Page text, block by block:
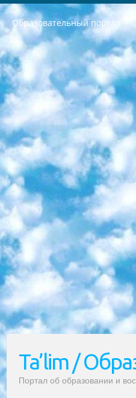
Образовательный портал
РЕСПУБЛИКА УЗБЕКИСТАН МИНИСТРЕРСТВО ДОШКОЛЬНОГО И ШКОЛЬНОГО ОБРАЗОВАНИЯ КОМАНДА в общеобразовательных учреждениях в 2023-2024 учебном году организация и проведение итоговой государственной аттестации обучающихся о Министра дошкольного и школьного образования Республики Узбекистан от 4 марта 2008 года (постановлением Минюста от 20 марта 2008 года № 1778 государственной регистрации) «Итоговое состояние учащихся общего среднего образования на основании положения об утверждении положения об аттестации общего среднего образования выпускной экзамен студентов в образовательных учреждениях в 2023-2024 учебном году В целях организации и прохождения аттестации приказываю: 1. Следующее: перечень предметов, по которым будет проводиться итоговая государственная аттестация и экзамен формы перевода согласно приложению 1; сертификаты международного образца, оценивающие уровень владения иностранными языками перечень согласно приложению 2; 2. Педагогический при специализированных образовательных учреждениях. научно-практический центр квалификации и международной оценки (Д.Давидова) 2024 г. До 25 марта: задания по предметам, по которым будет проводиться итоговая аттестация разработка и утверждение технических условий; итоговая аттестация на основании разработанного предметного задания разработка вопросов по предметам (устно и письменно), экзамен передача; общеобразовательные средние школы и специальные учебные заведения учащиеся выпускных классов школ и интернатов в агентской системе подготовка базы данных экзаменационных материалов и критериев оценки; перевод базы экзаменационных материалов на все языки обучения подать в Республиканский образовательный центр для изготовления; варианты экзаменов на основе разработанных контрольных материалов пусть будут поставлены задачи формирования. 3. Республиканский образовательный центр (Ш.Худайкулов) до 5 апреля 2024 года. до: база данных предоставленных экзаменационных материалов на все языки обучения перевод и экспертиза; для слепых, слабовидящих, глухих, слабослышащих и умственно отсталых детей учащиеся выпускных классов специализированных школ и школ-интернатов база данных экзаменационных материалов на всех преподаваемых языках подготовка критериев оценки; специализированные школы для умственно отсталых детей и технологии для учащихся выпускных классов школ-интернатов разработка соответствующих рекомендаций и критериев проведения ЕГЭ по естествознанию давать задания. 4. Педагогический при специализированных образовательных учреждениях. Научно-практический центр навыков и международной оценки (Д.Давидова), Республика образовательный центр (Худайкулов Ш.) итоговый государственный аттестационный экзамен ориентирован на творческое и логическое мышление при подготовке базы материалов учитывать введение заданий. 5. Следует отметить, что: сертификат государственного образца о знании общеобразовательного предмета и как минимум национальный уровень B1 по предметам на иностранных языках, указанным в Приложении 2. или международно признанный сертификат эквивалентного уровня студенты, изучающие определенный предмет, освобождаются от экзамена; по соответствующим предметам запланирована итоговая государственная аттестация за день до дня, путем жеребьевки Рабочей группой (в письменной форме по предметам, проводимым в форме) из числа сформированных вариантов выбрано 2 варианта; 2 выбранных варианта экзамена анонсированы на официальном сайте министерства и все выпускники по всей стране на основе этих вариантов проводит итоговую государственную аттестацию. 6. Государственное образование учащихся средних общеобразовательных учреждений. знания в соответствии с квалификационными требованиями, которые необходимо приобрести на основании стандартов итоговый (выпускной) контроль для 9 и 11 классов в целях тестирования Экзамены (далее – экзамены) состоят из предметов, перечисленных в приложении 1. будет сделано. 7. Экзамены пройдут с 26 мая по 15 июня 2024 г. (кроме науки физического воспитания). 8. Физическая для учащихся 9 классов общесредних образовательных учреждений. Экзамены по предмету «Образование, квалификация медицина» 1-6 мая 2024 года. сотрудники перевести под присмотр (с отклонениями в физическом или умственном развитии) специализированная школа для детей, школы-интернаты и со сколиозом школы-интернаты санаторного типа для больных детей исключены). 9. Он был слепым, слабовидящим и имел нарушения опорно-двигательного аппарата. экзамены в специализированных школах и интернатах для детей должны проводиться исходя из требований, предъявляемых к общеобразовательным учреждениям (физкультура кроме науки). 10. Специализированная школа для глухих и слабослышащих детей. и экзамены в интернатах и быть реализован в виде письменного теста по математике. 11. Специальность для умственно отсталых детей. Для 9 класса Родной язык и литературное письмо Государственный язык (язык обучения – узбекский). для неклассов) написано Математическое письмо Письменная/устная история Узбекистана Физическое воспитание практично Итоговый контроль Для 11 класса Написание родного языка и литературы (эссе) Математическое письмо Узбекский язык (обучение на узбекском языке) не посещающее общее среднее образование для учреждений)/Образовательное учреждение выбор письменный и устный Иностранный язык письменный/устный Письменная/устная история Узбекистана *По выбору студента:  Химия  Физика  Основы государственного права  География 10 бесплатных образовательных ресурсов - Мы составили подборку онлайн-проектов с интерактивными упражнениями, видеолекциями и статьями. Они помогут вам обрести новые и освежить старые знания бесплатно. 1. «ИНТУИТ» Старейшая образовательная площадка Рунета. Здесь вы найдёте сотни текстовых и видеокурсов на десятки различных тем — от программирования до психологии. Многие курсы подготовлены российскими университетами и крупными международными компаниями вроде Intel и Microsoft. Самостоятельное обучение бесплатное, но желающие могут оплатить услуги
Ta’lim /
Портал об образовании и